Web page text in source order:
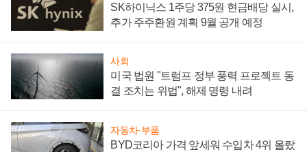
SK하이닉스 1주당 375원 현금배당 실시,
추가 주주환원 계획 9월 공개 예정
사회
미국 법원 "트럼프 정부 풍력 프로젝트 동
결 조치는 위법", 해제 명령 내려
자동차·부품
BYD코리아 가격 앞세워 수입차 4위 올랐